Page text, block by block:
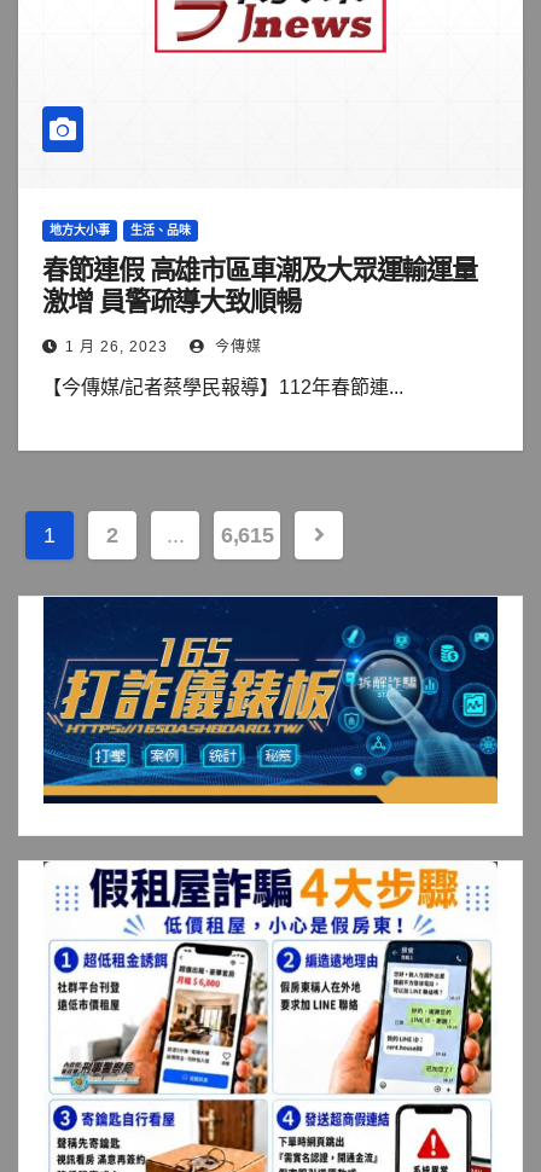
地方大小事 生活、品味
春節連假 高雄市區車潮及大眾運輸運量
激增 員警疏導大致順暢
1 月 26, 2023 今傳媒
【今傳媒/記者蔡學民報導】112年春節連...
文
章
頁
1 2 ... 6,615